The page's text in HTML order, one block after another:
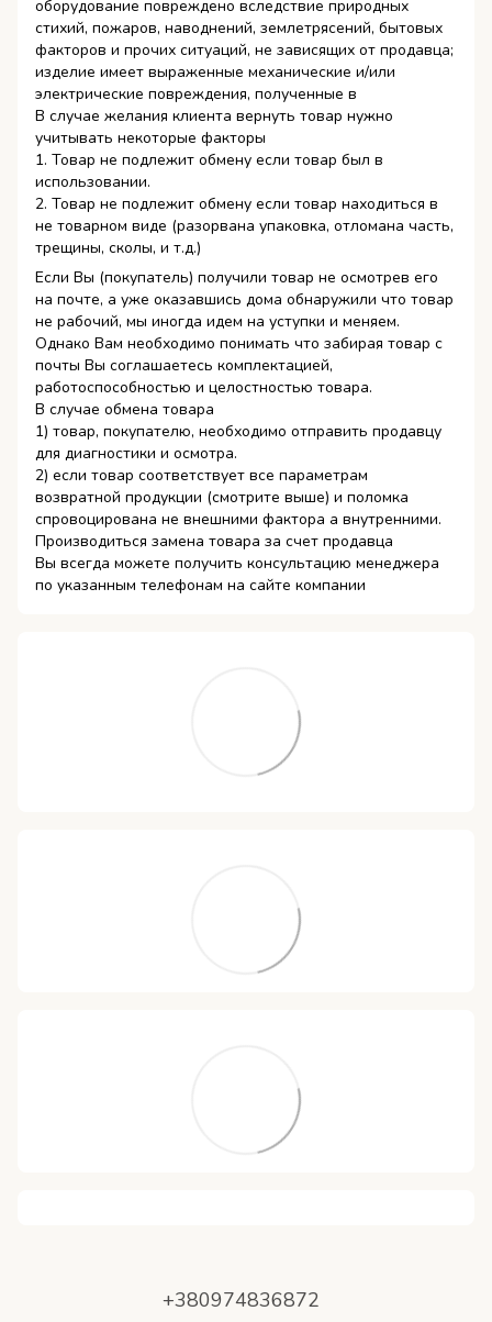
оборудование повреждено вследствие природных
стихий, пожаров, наводнений, землетрясений, бытовых
факторов и прочих ситуаций, не зависящих от продавца;
изделие имеет выраженные механические и/или
электрические повреждения, полученные в
В случае желания клиента вернуть товар нужно
учитывать некоторые факторы
1. Товар не подлежит обмену если товар был в
использовании.
2. Товар не подлежит обмену если товар находиться в
не товарном виде (разорвана упаковка, отломана часть,
трещины, сколы, и т.д.)
Если Вы (покупатель) получили товар не осмотрев его
на почте, а уже оказавшись дома обнаружили что товар
не рабочий, мы иногда идем на уступки и меняем.
Однако Вам необходимо понимать что забирая товар с
почты Вы соглашаетесь комплектацией,
работоспособностью и целостностью товара.
В случае обмена товара
1) товар, покупателю, необходимо отправить продавцу
для диагностики и осмотра.
2) если товар соответствует все параметрам
возвратной продукции (смотрите выше) и поломка
спровоцирована не внешними фактора а внутренними.
Производиться замена товара за счет продавца
Вы всегда можете получить консультацию менеджера
по указанным телефонам на сайте компании
+380974836872